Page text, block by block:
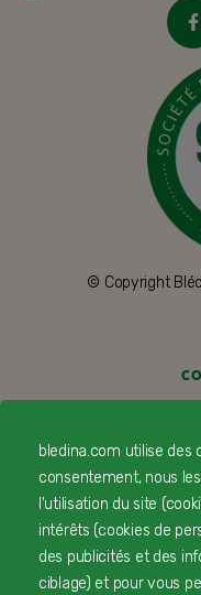
© Copyright
bledina.com utilise des
consentement, nous
l'utilisation du site
intérêts (cookies de
des publicités et des
ciblage) et pour vous